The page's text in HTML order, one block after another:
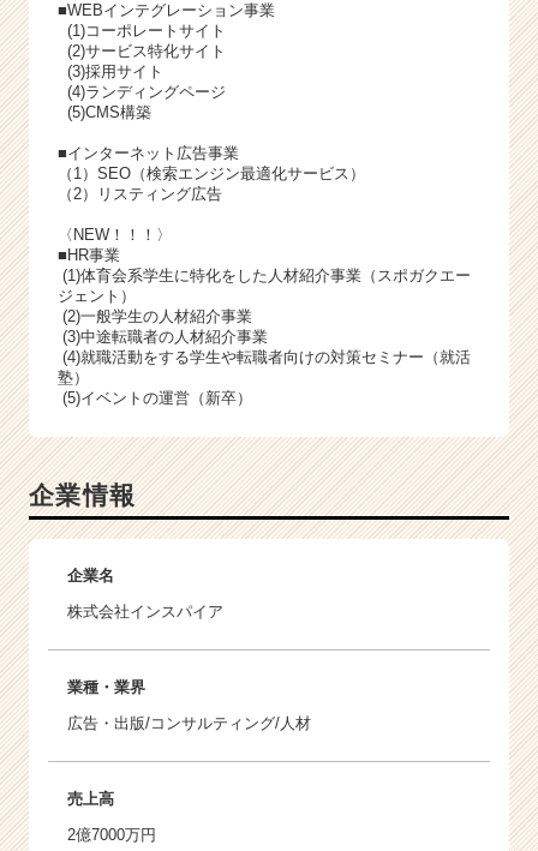
■WEBインテグレーション事業
(1)コーポレートサイト
(2)サービス特化サイト
(3)採用サイト
(4)ランディングページ
(5)CMS構築
■インターネット広告事業
（1）SEO（検索エンジン最適化サービス）
（2）リスティング広告
〈NEW！！！〉
■HR事業
(1)体育会系学生に特化をした人材紹介事業（スポガクエー
ジェント）
(2)一般学生の人材紹介事業
(3)中途転職者の人材紹介事業
(4)就職活動をする学生や転職者向けの対策セミナー（就活
塾）
(5)イベントの運営（新卒）
企業情報
企業名
株式会社インスパイア
業種・業界
広告・出版/コンサルティング/人材
売上高
2億7000万円